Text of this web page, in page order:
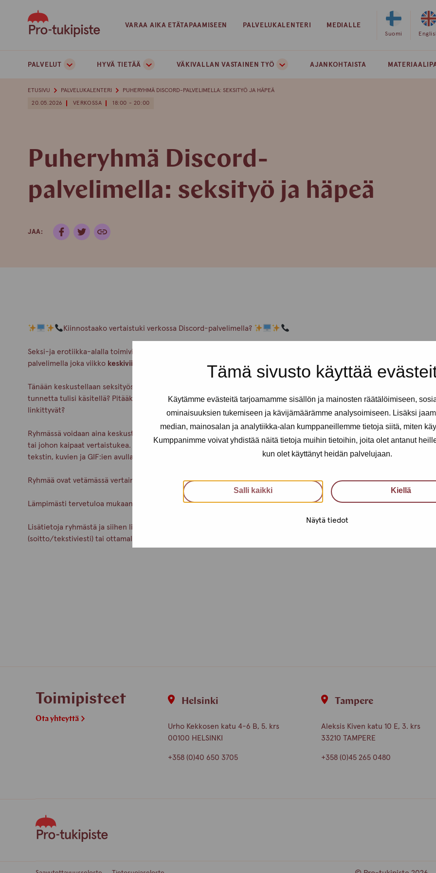
Tämä sivusto käyttää
Käytämme evästeitä tarjoamamme sisällön ja mainosten räätälöimiseen,
ominaisuuksien tukemiseen ja kävijämäärämme analysoimiseen. Lisäksi
median, mainosalan ja analytiikka-alan kumppaneillemme tietoja siitä, miten
Kumppanimme voivat yhdistää näitä tietoja muihin tietoihin, joita olet antanut
kun olet käyttänyt heidän palvelujaan.
Salli kaikki Kiellä
Näytä tiedot
VARAA AIKA ETÄTAPAAMISEEN PALVELUKALENTERI MEDIALLE
Valitse
Suomi
PALVELUT HYVÄ TIETÄÄ VÄKIVALLAN VASTAINEN TYÖ AJANKOHTAISTA
ETUSIVU PALVELUKALENTERI PUHERYHMÄ DISCORD-PALVELIMELLA: SEKSITYÖ JA HÄPEÄ
20.05.2026 VERKOSSA 18:00 - 20:00
Puheryhmä Discord-
palvelimella: seksityö ja häpeä
JAA:
Kiinnostaako vertaistuki verkossa Discord-palvelimella?
Seksi-ja erotiikka-alalla toimivien avoin vertaistukiryhmä kokoontuu Discord-
palvelimella joka viikko keskiviikkoisin klo 18-20.
Tänään keskustellaan seksityöstä ja häpeästä. Mitä häpeä meille kertoo? Miten häpeän
tunnetta tulisi käsitellä? Pitääkö sitä oppia sietämään? Miten häpeä ja seksityö
linkittyvät?
Ryhmässä voidaan aina keskustella myös muista teemoista, jotka sinulla on mielenpäällä
tai johon kaipaat vertaistukea. Puhekanavan rinnalla voi käyttää myös teksti kanavaa
tekstin, kuvien ja GIF:ien avulla kommentointia/keskustelua varten!
Ryhmää ovat vetämässä vertainen ja Pro-tukipisteen työntekijä.
Lämpimästi tervetuloa mukaan keskustelemaan ja jakamaan kokemuksia!
Lisätietoja ryhmästä ja siihen liittymisestä saat numerosta 040 650 3705
(soitto/tekstiviesti) tai ottamalla suoraan yhteyttä Erjaan tai Tainaan.
Toimipisteet
Ota yhteyttä
Helsinki
Urho Kekkosen katu 4-6 B, 5. krs
00100 HELSINKI
+358 (0)40 650 3705
Tampere
Aleksis Kiven katu 10 E, 3. krs
33210 TAMPERE
+358 (0)45 265 0480